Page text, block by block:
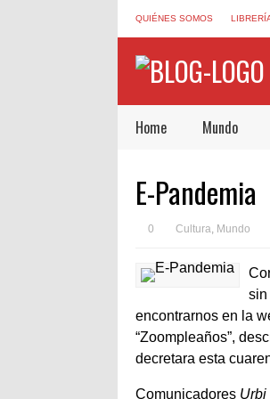
QUIÉNES SOMOS
Home Mundo
E-Pandemia
0 Cultura, Mundo
sin
encontrarnos en la
“Zoompleaños”,
decretara esta
Comunicadores Urbi